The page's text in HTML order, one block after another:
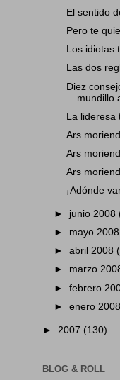
El sentido
Pero te
Los idiotas
Las dos
Diez
mundillo
La lideresa
Ars
Ars moriendi
Ars
¡Adónde
► junio 2008
► mayo 2008
►abril 2008
► marzo
►febrero
►enero 2008
► 2007 (130)
BLOG & ROLL